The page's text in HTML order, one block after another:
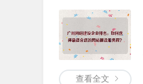
查看全文